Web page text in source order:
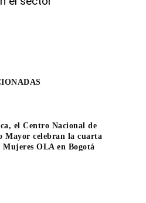
el Centro Nacional de
Mayor celebran la cuarta
OLA en Bogotá